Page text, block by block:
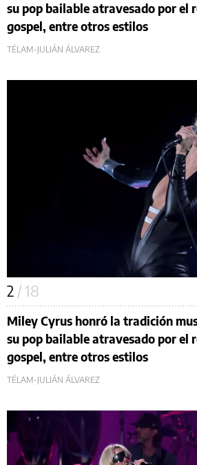
su pop bailable atravesado por el
gospel, entre otros estilos
TÉLAM-JULIÁN ÁLVAREZ
2 / 18
Miley Cyrus honró la tradición
su pop bailable atravesado por el
gospel, entre otros estilos
TÉLAM-JULIÁN ÁLVAREZ